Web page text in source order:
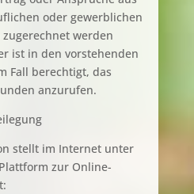
oder gewerblichen
werden
ist in den vorstehenden
Fall berechtigt, das
anzurufen.
stellt im Internet unter
zur Online-